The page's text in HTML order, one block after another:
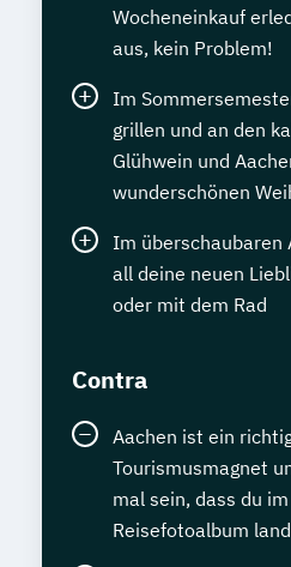
Wocheneinkauf
aus, kein Problem!
Im
grillen und an den
Glühwein und
wunderschönen
Im überschaubaren
all deine neuen
oder mit dem Rad
Contra
Aachen ist ein
Tourismusmagnet
mal sein, dass du
Reisefotoalbum